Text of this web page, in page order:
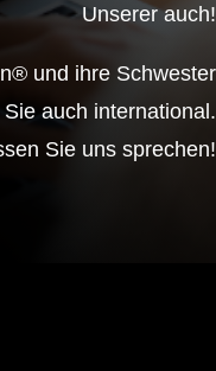
Unserer auch!
und ihre Schwester
auch international.
Sie uns sprechen!